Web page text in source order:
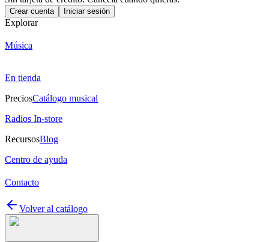
Crear cuenta Iniciar sesión
Explorar
Música
En tienda
PreciosCatálogo musical
Radios In-store
RecursosBlog
Centro de ayuda
Contacto
Volver al catálogo